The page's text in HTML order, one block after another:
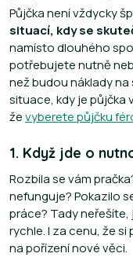
Půjčka není vždycky
situací, kdy se
namísto dlouhého
potřebujete nutně
než budou náklady na
situace, kdy je půjčka
ževyberete půjčku
1. Když jde o
Rozbila se vám
nefunguje? Pokazilo
práce? Tady
rychle. I za cenu, že
na pořízení nové věci.